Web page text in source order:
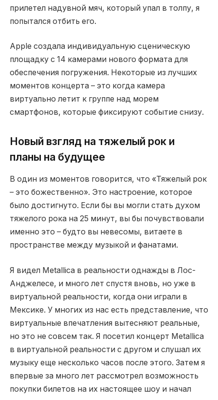
прилетел надувной мяч, который упал в толпу, я
попытался отбить его.
Apple создала индивидуальную сценическую
площадку с 14 камерами нового формата для
обеспечения погружения. Некоторые из лучших
моментов концерта – это когда камера
виртуально летит к группе над морем
смартфонов, которые фиксируют событие снизу.
Новый взгляд на тяжелый рок и
планы на будущее
В один из моментов говорится, что «Тяжелый рок
– это божественно». Это настроение, которое
было достигнуто. Если бы вы могли стать духом
тяжелого рока на 25 минут, вы бы почувствовали
именно это – будто вы невесомы, витаете в
пространстве между музыкой и фанатами.
Я видел Metallica в реальности однажды в Лос-
Анджелесе, и много лет спустя вновь, но уже в
виртуальной реальности, когда они играли в
Мексике. У многих из нас есть представление, что
виртуальные впечатления вытесняют реальные,
но это не совсем так. Я посетил концерт Metallica
в виртуальной реальности с другом и слушал их
музыку еще несколько часов после этого. Затем я
впервые за много лет рассмотрел возможность
покупки билетов на их настоящее шоу и начал